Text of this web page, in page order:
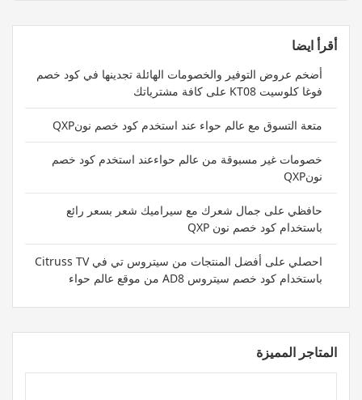
أقرأ ايضا
أضخم عروض التوفير والخصومات الهائلة تجدينها في كود خصم
فوغا كلوسيت KT08 على كافة مشترياتك
متعة التسوق مع عالم حواء عند استخدم كود خصم نونQXP
خصومات غير مسبوقة من عالم حواءعند استخدم كود خصم
نونQXP
حافظي على جمال شعرك مع سيراميك شعر بسعر رائع
باستخدام كود خصم نون QXP
احصلي على أفضل المنتجات من سيتروس تي في Citruss TV
باستخدام كود خصم سيتروس AD8 من موقع عالم حواء
المتاجر المميزة